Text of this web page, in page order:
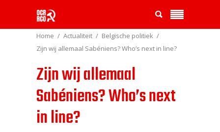
Home Actualiteit
Belgische politiek
Zijn wij allemaal Sabéniens? Who’s next in line?
Zijn wij allemaal
Sabéniens? Who’s next
in line?